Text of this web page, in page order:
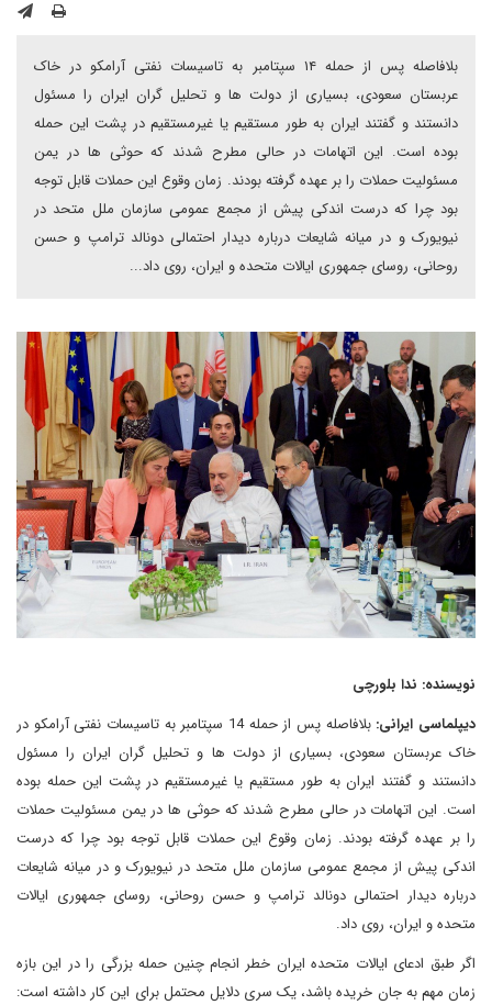
بلافاصله پس از حمله ۱۴ سپتامبر به تاسیسات نفتی آرامکو در خاک
عربستان سعودی، بسیاری از دولت ها و تحلیل گران ایران را مسئول
دانستند و گفتند ایران به طور مستقیم یا غیرمستقیم در پشت این حمله
بوده است. این اتهامات در حالی مطرح شدند که حوثی ها در یمن
مسئولیت حملات را بر عهده گرفته بودند. زمان وقوع این حملات قابل توجه
بود چرا که درست اندکی پیش از مجمع عمومی سازمان ملل متحد در
نیویورک و در میانه شایعات درباره دیدار احتمالی دونالد ترامپ و حسن
روحانی، روسای جمهوری ایالات متحده و ایران، روی داد...
نویسنده: ندا بلورچی
دیپلماسی ایرانی:
بلافاصله پس از حمله 14 سپتامبر به تاسیسات نفتی آرامکو در
خاک عربستان سعودی، بسیاری از دولت ها و تحلیل گران ایران را مسئول
دانستند و گفتند ایران به طور مستقیم یا غیرمستقیم در پشت این حمله بوده
است. این اتهامات در حالی مطرح شدند که حوثی ها در یمن مسئولیت حملات
را بر عهده گرفته بودند. زمان وقوع این حملات قابل توجه بود چرا که درست
اندکی پیش از مجمع عمومی سازمان ملل متحد در نیویورک و در میانه شایعات
درباره دیدار احتمالی دونالد ترامپ و حسن روحانی، روسای جمهوری ایالات
متحده و ایران، روی داد.
اگر طبق ادعای ایالات متحده ایران خطر انجام چنین حمله بزرگی را در این بازه
زمان مهم به جان خریده باشد، یک سری دلایل محتمل برای این کار داشته است: